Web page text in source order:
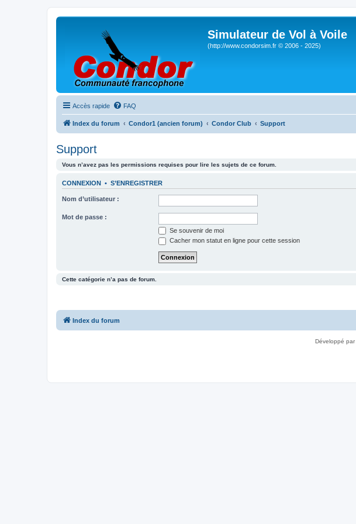
Simulateur de Vol à Voile
(http://www.condorsim.fr © 2006 - 2025)
Accès rapide FAQ
Index du forum Condor1 (ancien forum) Condor Club Support
Support
Vous n’avez pas les permissions requises pour lire les sujets de ce forum.
CONNEXION • S’ENREGISTRER
Nom d’utilisateur :
Mot de passe :
Se souvenir de moi
Cacher mon statut en ligne pour cette session
Cette catégorie n’a pas de forum.
Index du forum
Développé par